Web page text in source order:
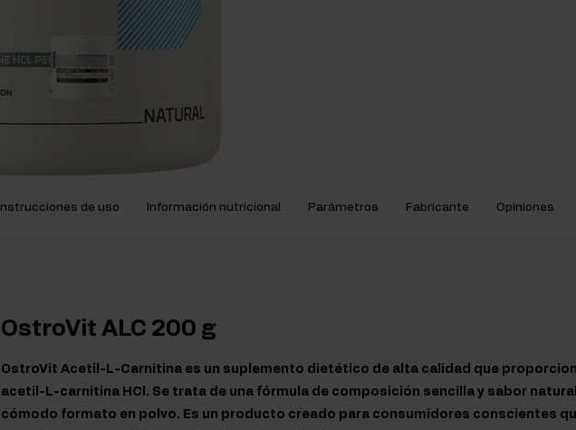
Instrucciones de uso Información nutricional Parámetros Fabricante Opiniones
OstroVit ALC 200 g
OstroVit Acetil-L-Carnitina es un suplemento dietético de alta calidad que
acetil-L-carnitina HCl. Se trata de una fórmula de composición sencilla y sabor
cómodo formato en polvo. Es un producto creado para consumidores conscientes